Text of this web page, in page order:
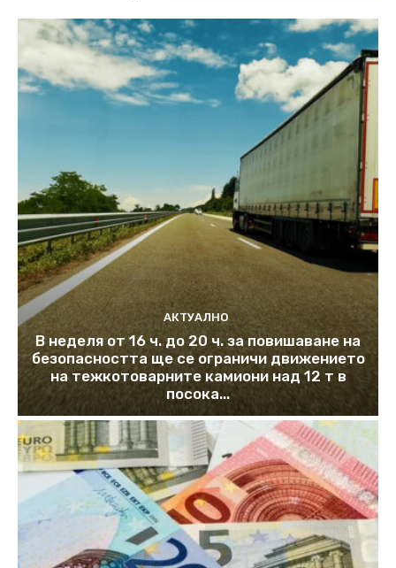
АКТУАЛНО
В неделя от 16 ч. до 20 ч. за повишаване на
безопасността ще се ограничи движението
на тежкотоварните камиони над 12 т в
посока...